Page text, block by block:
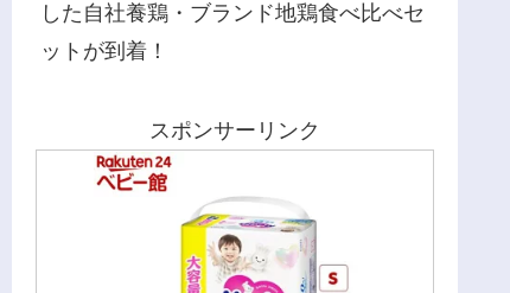
した自社養鶏・ブランド地鶏食べ比べセ
ットが到着！
スポンサーリンク